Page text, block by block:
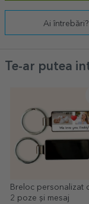
Ai
Te-ar putea
Breloc personalizat
2 poze și mesaj